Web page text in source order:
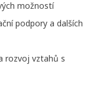
možností
podpory a dalších
rozvoj vztahů s